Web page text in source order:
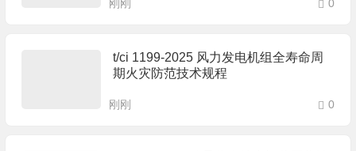
刚刚 0
t/ci 1199-2025 风力发电机组全寿命周
期火灾防范技术规程
刚刚 0